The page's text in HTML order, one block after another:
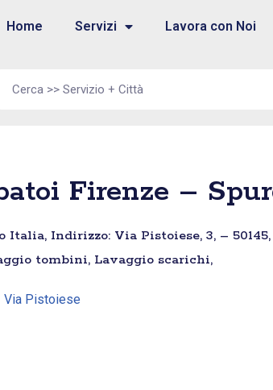
Home Servizi Lavora con Noi
Firenze –
Indirizzo: Via Pistoiese, 3, –
tombini, Lavaggio scarichi,
Via Pistoiese